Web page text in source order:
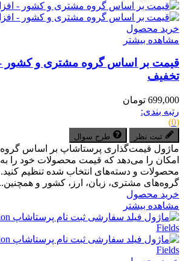
خرید محصول
مشاهده بیشتر
قیمت بر اساس گروه مشتری و کشور -
تخفیف
699,000 تومان
رتبه بندی:
(0)
ثبت نظر طرح سوال
ماژول قیمت‌گذاری پرستاشاپ بر اساس
امکان را می‌دهد که قیمت محصولات خود را
محصولات و دسته‌های انتخاب شده تنظیم
گروه‌های مشتری، زبان، ارز، کشور و
خرید محصول
مشاهده بیشتر